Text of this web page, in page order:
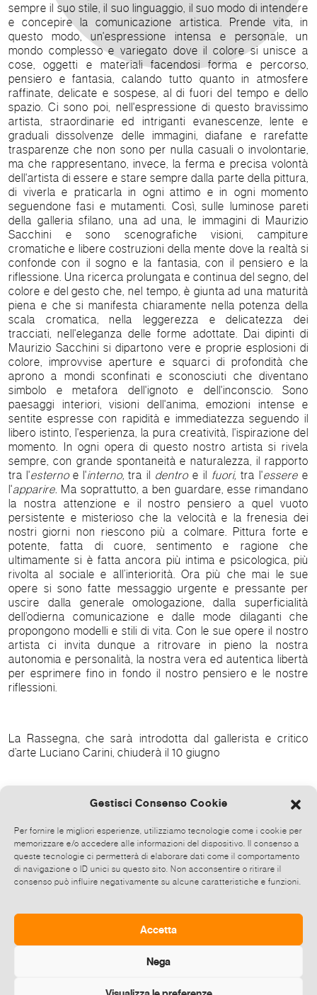
Gestisci Consenso Cookie
Per fornire le migliori esperienze, utilizziamo tecnologie come i cookie per
memorizzare e/o accedere alle informazioni del dispositivo. Il consenso a
queste tecnologie ci permetterà di elaborare dati come il comportamento
di navigazione o ID unici su questo sito. Non acconsentire o ritirare il
consenso può influire negativamente su alcune caratteristiche e funzioni.
Accetta
Nega
sempre il suo stile, il suo linguaggio, il suo modo di intendere
e concepire la comunicazione artistica. Prende vita, in
questo modo, un'espressione intensa e personale, un
mondo complesso e variegato dove il colore si unisce a
cose, oggetti e materiali facendosi forma e percorso,
pensiero e fantasia, calando tutto quanto in atmosfere
raffinate, delicate e sospese, al di fuori del tempo e dello
spazio. Ci sono poi, nell'espressione di questo bravissimo
artista, straordinarie ed intriganti evanescenze, lente e
graduali dissolvenze delle immagini, diafane e rarefatte
trasparenze che non sono per nulla casuali o involontarie,
ma che rappresentano, invece, la ferma e precisa volontà
dell'artista di essere e stare sempre dalla parte della pittura,
di viverla e praticarla in ogni attimo e in ogni momento
seguendone fasi e mutamenti. Così, sulle luminose pareti
della galleria sfilano, una ad una, le immagini di Maurizio
Sacchini e sono scenografiche visioni, campiture
cromatiche e libere costruzioni della mente dove la realtà si
confonde con il sogno e la fantasia, con il pensiero e la
riflessione. Una ricerca prolungata e continua del segno, del
colore e del gesto che, nel tempo, è giunta ad una maturità
piena e che si manifesta chiaramente nella potenza della
scala cromatica, nella leggerezza e delicatezza dei
tracciati, nell'eleganza delle forme adottate. Dai dipinti di
Maurizio Sacchini si dipartono vere e proprie esplosioni di
colore, improvvise aperture e squarci di profondità che
aprono a mondi sconfinati e sconosciuti che diventano
simbolo e metafora dell'ignoto e dell'inconscio. Sono
paesaggi interiori, visioni dell'anima, emozioni intense e
sentite espresse con rapidità e immediatezza seguendo il
libero istinto, l'esperienza, la pura creatività, l'ispirazione del
momento. In ogni opera di questo nostro artista si rivela
sempre, con grande spontaneità e naturalezza, il rapporto
tra l'esterno e l'interno, tra il dentro e il fuori, tra l'essere e
l'apparire. Ma soprattutto, a ben guardare, esse rimandano
la nostra attenzione e il nostro pensiero a quel vuoto
persistente e misterioso che la velocità e la frenesia dei
nostri giorni non riescono più a colmare. Pittura forte e
potente, fatta di cuore, sentimento e ragione che
ultimamente si è fatta ancora più intima e psicologica, più
rivolta al sociale e all’interiorità. Ora più che mai le sue
opere si sono fatte messaggio urgente e pressante per
uscire dalla generale omologazione, dalla superficialità
dell’odierna comunicazione e dalle mode dilaganti che
propongono modelli e stili di vita. Con le sue opere il nostro
artista ci invita dunque a ritrovare in pieno la nostra
autonomia e personalità, la nostra vera ed autentica libertà
per esprimere fino in fondo il nostro pensiero e le nostre
riflessioni.
La Rassegna, che sarà introdotta dal gallerista e critico
d’arte Luciano Carini, chiuderà il 10 giugno
ORARI: feriali e festivi dalle 16,30 alle 19,30
Lunedì, giorno di chiusura